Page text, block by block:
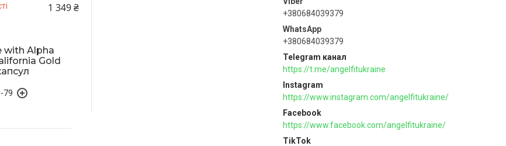
+380684039379
+380684039379
Telegram канал
https://t.me/angelfitukraine
Instagram
https://www.instagram.com/angelfitukraine/
Facebook
https://www.facebook.com/angelfitukraine/
TikTok
1 349 ₴
with Alpha
Gold
79